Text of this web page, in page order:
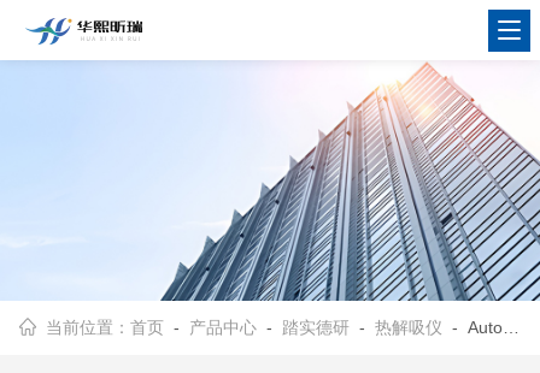
当前位置：首页 - 产品中心 - 踏实德研 -热解吸仪 - AutoTDS-ⅠV型全自动一次热解吸仪 10位/20位热脱附仪